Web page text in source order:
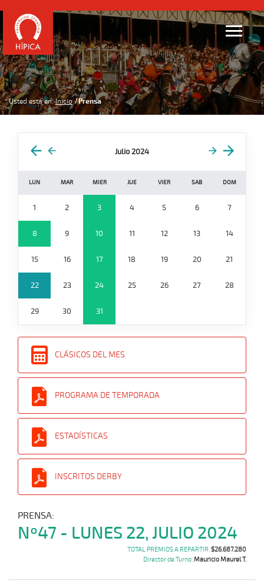
Usted está en: Inicio Prensa
Julio 2024
LUN MAR MIER JUE VIER SAB DOM
1 2 3 4 5 6 7
8 9 10 11 12 13 14
15 16 17 18 19 20 21
22 23 24 25 26 27 28
29 30 31
CLÁSICOS DEL MES
PROGRAMA DE TEMPORADA
ESTADÍSTICAS
INSCRITOS DERBY
PRENSA:
Nº47 - LUNES 22, JULIO 2024
TOTAL PREMIOS A REPARTIR:$26.687.280
Director de Turno: Mauricio Maurel T.